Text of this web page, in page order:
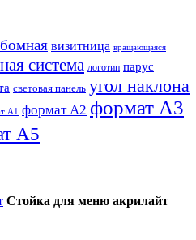
визитница вращающаяся
система логотип парус
световая панель угол наклона
А1 формат А2 формат А3
А5
Стойка для меню акрилайт